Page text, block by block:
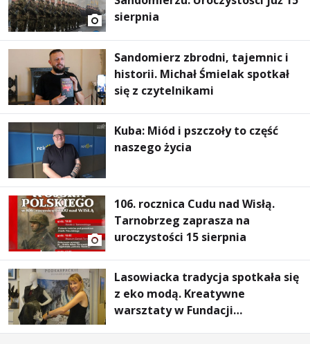
sierpnia
Sandomierz zbrodni, tajemnic i
historii. Michał Śmielak spotkał
się z czytelnikami
Kuba: Miód i pszczoły to część
naszego życia
106. rocznica Cudu nad Wisłą.
Tarnobrzeg zaprasza na
uroczystości 15 sierpnia
Lasowiacka tradycja spotkała się
z eko modą. Kreatywne
warsztaty w Fundacji